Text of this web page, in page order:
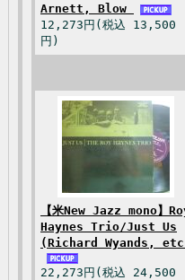
Arnett, Blow
12,273円(税込 13,500
円)
【米New Jazz mono】
Haynes Trio/Just Us
(Richard Wyands,
22,273円(税込 24,500